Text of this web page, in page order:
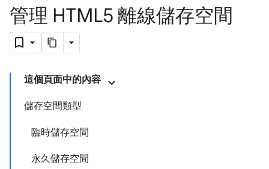
管理 HTML5 離線儲存空間
這個頁面中的內容
儲存空間類型
臨時儲存空間
永久儲存空間